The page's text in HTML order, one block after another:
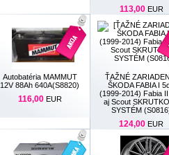
113,00EUR
Autobatéria MAMMUT
12V 88Ah 640A(S8820)
116,00EUR
ŤAŽNÉ
ŠKODA FABIA I
(1999-2014) Fabia
aj Scout
SYSTÉM
124,00 EUR